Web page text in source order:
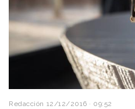
Redacción 12/12/2016 · 09:52